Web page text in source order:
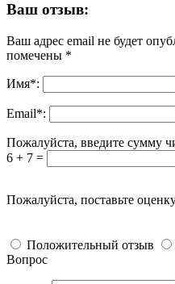
Ваш отзыв:
Ваш адрес email не будет
помечены *
Имя*:
Email*:
Пожалуйста, введите сумму
6 + 7 =
Пожалуйста, поставьте
Положительный отзыв
Вопрос